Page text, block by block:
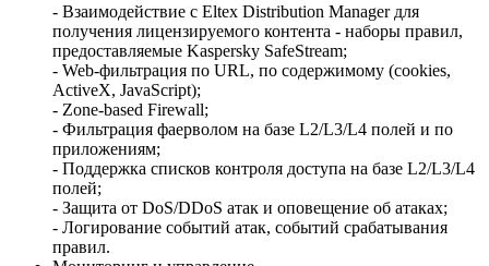
- Взаимодействие с Eltex Distribution Manager для
получения лицензируемого контента - наборы правил,
предоставляемые Kaspersky SafeStream;
- Web-фильтрация по URL, по содержимому (cookies,
ActiveX, JavaScript);
- Zone-based Firewall;
- Фильтрация фаерволом на базе L2/L3/L4 полей и по
приложениям;
- Поддержка списков контроля доступа на базе L2/L3/L4
полей;
- Защита от DoS/DDoS атак и оповещение об атаках;
- Логирование событий атак, событий срабатывания
правил.